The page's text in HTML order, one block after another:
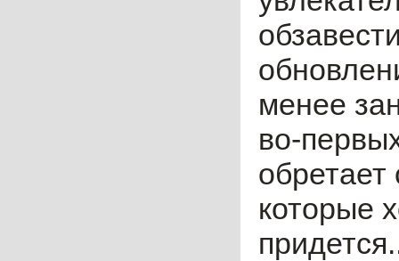
менее
во-
которые